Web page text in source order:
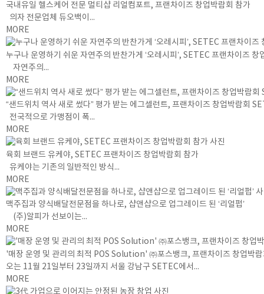
국내유일 헬스케어 전문 멀티샵 리얼컴포트, 프랜차이즈 창업박람회 참가
의자 전문업체 듀오백이...
MORE
누구나 운영하기 쉬운 자연주의 반찬가게 ‘오레시피’, SETEC 프랜차이즈 창
자연주의...
MORE
“샌드위치 역사 새로 썼다” 평가 받는 에그셀런트, 프랜차이즈 창업박람회
전국적으로 가맹점이 폭...
MORE
육회 브랜드 유케야, SETEC 프랜차이즈 창업박람회 참가
유케야는 기존의 일반적인 방식...
MORE
맥주집과 양식배달전문점을 하나로, 샵앤샵으로 업그레이드 된 ‘리얼펍’
(주)알피가 선보이는...
MORE
'매장 운영 및 관리의 최적 POS Solution' ㈜포스뱅크, 프랜차이즈 창업박
오는 11월 21일부터 23일까지 서울 강남구 SETEC에서...
MORE